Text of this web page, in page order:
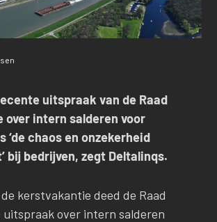
uitspraak van de Raad
over intern salderen voor
‘de chaos en onzekerheid
bij bedrijven, zegt Deltalinqs.
kerstvakantie deed de Raad
uitspraak over intern salderen